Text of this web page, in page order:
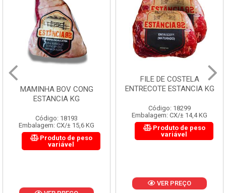
MAMINHA BOV CONG
ESTANCIA KG
Código: 18193
Embalagem: CX/± 15,6 KG
Produto de peso
variável
FILE DE COSTELA
ENTRECOTE ESTANCIA KG
Código: 18299
Embalagem: CX/± 14,4 KG
Produto de peso
variável
VER PREÇO